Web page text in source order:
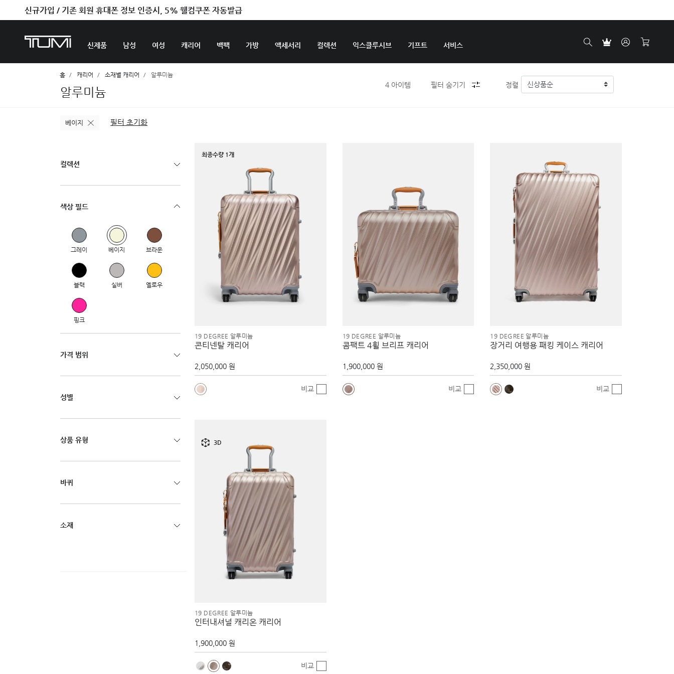
신규가입 / 기존 회원 휴대폰 정보 인증시, 5% 웰컴쿠폰 자동발급
벤트라 컬렉션을 온라인에서만 단독으로 만나보세요.
신제품 남성 여성 캐리어 백팩 가방 액세서리 컬렉션 익스클루시브 기프트 서비스
홈 캐리어 소재별 캐리어 알루미늄
알루미늄
4아이템 필터 숨기기 정렬
필터 초기화
베이지
컬렉션
색상 필드
그레이 베이지 브라운
블랙 실버 옐로우
핑크
가격 범위
성별
상품 유형
바퀴
소재
최종수량 1개
19 DEGREE 알루미늄
콘티넨탈 캐리어
2,050,000 원
비교
19 DEGREE 알루미늄
콤팩트 4휠 브리프 캐리어
1,900,000 원
비교
19 DEGREE 알루미늄
장거리 여행용 패킹 케이스 캐리어
2,350,000 원
비교
3D
19 DEGREE 알루미늄
인터내셔널 캐리온 캐리어
1,900,000 원
비교